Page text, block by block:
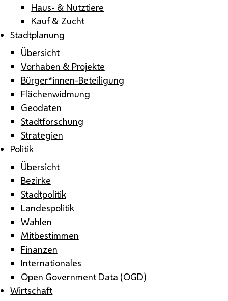
Haus- & Nutztiere
Kauf & Zucht
Stadtplanung
Übersicht
Vorhaben & Projekte
Bürger*innen-Beteiligung
Flächenwidmung
Geodaten
Stadtforschung
Strategien
Politik
Übersicht
Bezirke
Stadtpolitik
Landespolitik
Wahlen
Mitbestimmen
Finanzen
Internationales
Open Government Data (OGD)
Wirtschaft